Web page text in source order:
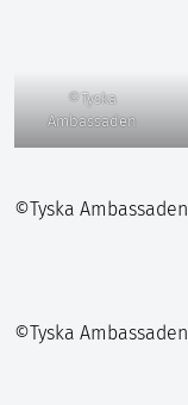
©Tyska
Ambassaden
©Tyska Ambassaden
©Tyska Ambassaden